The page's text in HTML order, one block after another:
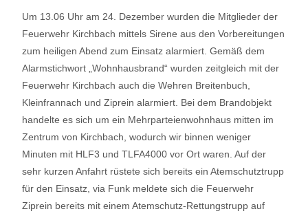
Um 13.06 Uhr am 24. Dezember wurden die Mitglieder der
Feuerwehr Kirchbach mittels Sirene aus den Vorbereitungen
zum heiligen Abend zum Einsatz alarmiert. Gemäß dem
Alarmstichwort „Wohnhausbrand“ wurden zeitgleich mit der
Feuerwehr Kirchbach auch die Wehren Breitenbuch,
Kleinfrannach und Ziprein alarmiert. Bei dem Brandobjekt
handelte es sich um ein Mehrparteienwohnhaus mitten im
Zentrum von Kirchbach, wodurch wir binnen weniger
Minuten mit HLF3 und TLFA4000 vor Ort waren. Auf der
sehr kurzen Anfahrt rüstete sich bereits ein Atemschutztrupp
für den Einsatz, via Funk meldete sich die Feuerwehr
Ziprein bereits mit einem Atemschutz-Rettungstrupp auf